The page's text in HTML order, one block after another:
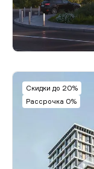
Скидки до 20%
Рассрочка 0%